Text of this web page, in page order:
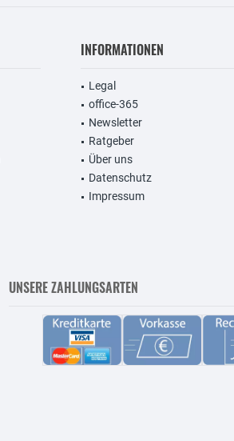
INFORMATIONEN
Legal
office-365
Newsletter
Ratgeber
Über uns
Datenschutz
Impressum
UNSERE ZAHLUNGSARTEN